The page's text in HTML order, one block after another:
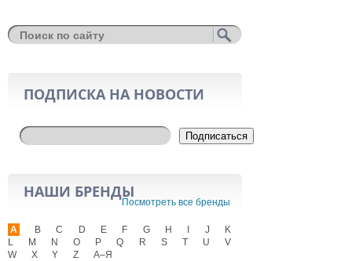
ПОДПИСКА НА НОВОСТИ
Подписаться
НАШИ БРЕНДЫ
Посмотреть все бренды
A B C D E F G H J
K
L
M N O P Q R S T U
V
W
X Y Z А–Я